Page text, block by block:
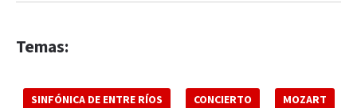
Temas:
SINFÓNICA DE ENTRE RÍOS CONCIERTO MOZART